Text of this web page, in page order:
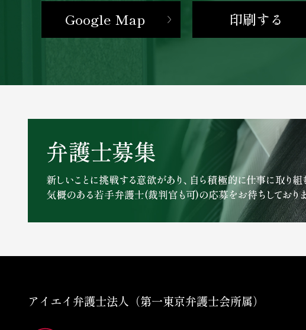
Google Map 印刷する
アイエイ弁護士法人（第一東京弁護士会所属）